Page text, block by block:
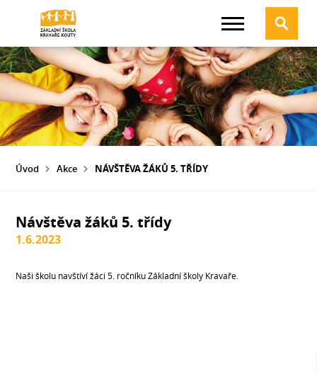
Úvod Akce NÁVŠTĚVA ŽÁKŮ 5. TŘÍDY
Návštěva žáků 5. třídy
1.6.2023
Naši školu navštíví žáci 5. ročníku Základní školy Kravaře.